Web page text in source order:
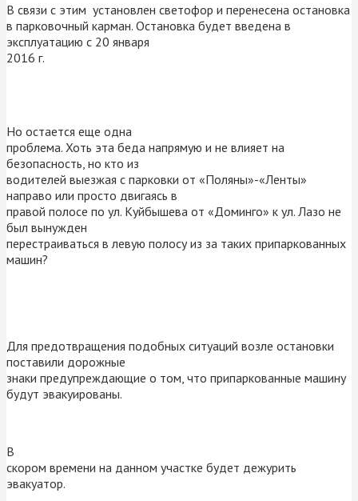
В связи с этим установлен светофор и перенесена остановка
в парковочный карман. Остановка будет введена в
эксплуатацию с 20 января
2016 г.
Но остается еще одна
проблема. Хоть эта беда напрямую и не влияет на
безопасность, но кто из
водителей выезжая с парковки от «Поляны»-«Ленты»
направо или просто двигаясь в
правой полосе по ул. Куйбышева от «Доминго» к ул. Лазо не
был вынужден
перестраиваться в левую полосу из за таких припаркованных
машин?
Для предотвращения подобных ситуаций возле остановки
поставили дорожные
знаки предупреждающие о том, что припаркованные машину
будут эвакуированы.
В
скором времени на данном участке будет дежурить
эвакуатор.